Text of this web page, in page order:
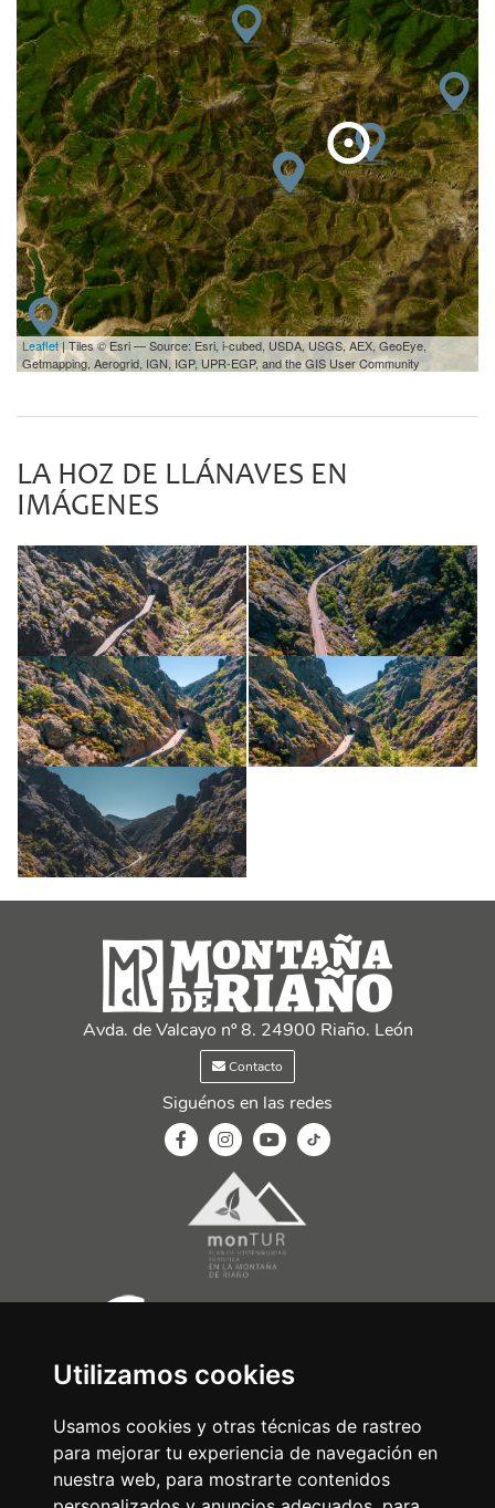
Utilizamos cookies
Usamos cookies y otras técnicas de rastreo
para mejorar tu experiencia de navegación en
nuestra web, para mostrarte contenidos
Leaflet| Tiles © Esri — Source: Esri, i-cubed, USDA, USGS, AEX, GeoEye,
Getmapping, Aerogrid, IGN, IGP, UPR-EGP, and the GIS User Community
LA HOZ DE LLÁNAVES EN
IMÁGENES
Avda. de Valcayo nº 8. 24900 Riaño. León
Contacto
Siguénos en las redes